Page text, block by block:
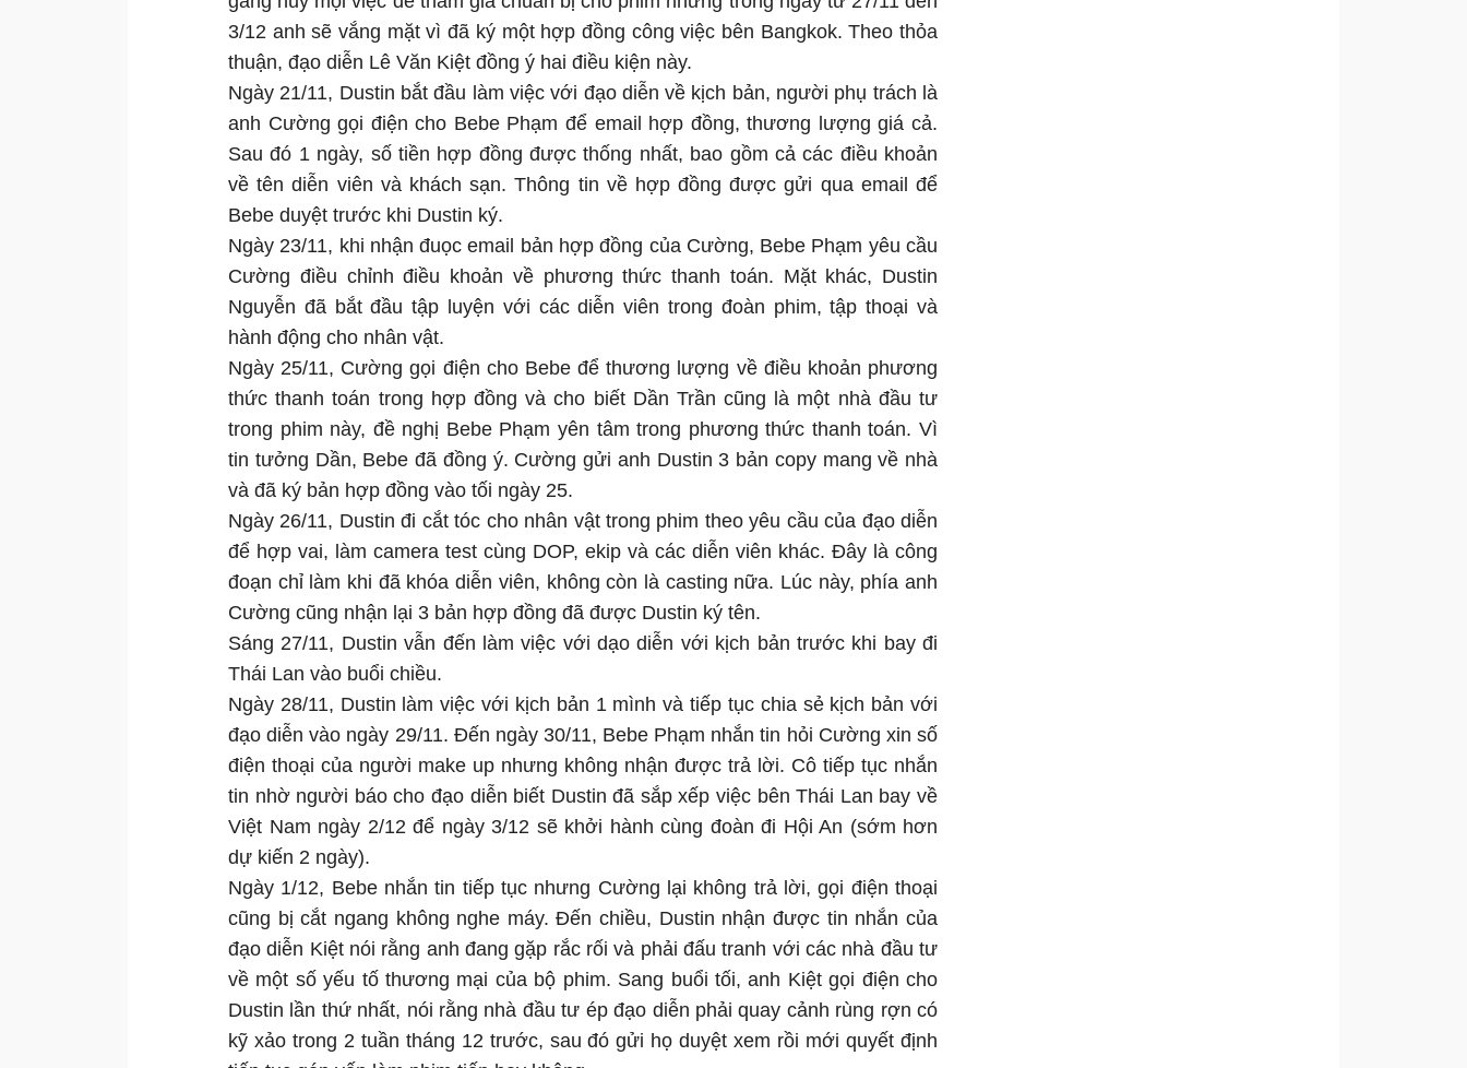
3/12 anh sẽ vắng mặt vì đã ký một hợp đồng công việc bên Bangkok. Theo thỏa
thuận, đạo diễn Lê Văn Kiệt đồng ý hai điều kiện này.
Ngày 21/11, Dustin bắt đầu làm việc với đạo diễn về kịch bản, người phụ trách là
anh Cường gọi điện cho Bebe Phạm để email hợp đồng, thương lượng giá cả.
Sau đó 1 ngày, số tiền hợp đồng được thống nhất, bao gồm cả các điều khoản
về tên diễn viên và khách sạn. Thông tin về hợp đồng được gửi qua email để
Bebe duyệt trước khi Dustin ký.
Ngày 23/11, khi nhận đuọc email bản hợp đồng của Cường, Bebe Phạm yêu cầu
Cường điều chỉnh điều khoản về phương thức thanh toán. Mặt khác, Dustin
Nguyễn đã bắt đầu tập luyện với các diễn viên trong đoàn phim, tập thoại và
hành động cho nhân vật.
Ngày 25/11, Cường gọi điện cho Bebe để thương lượng về điều khoản phương
thức thanh toán trong hợp đồng và cho biết Dần Trần cũng là một nhà đầu tư
trong phim này, đề nghị Bebe Phạm yên tâm trong phương thức thanh toán. Vì
tin tưởng Dần, Bebe đã đồng ý. Cường gửi anh Dustin 3 bản copy mang về nhà
và đã ký bản hợp đồng vào tối ngày 25.
Ngày 26/11, Dustin đi cắt tóc cho nhân vật trong phim theo yêu cầu của đạo diễn
để hợp vai, làm camera test cùng DOP, ekip và các diễn viên khác. Đây là công
đoạn chỉ làm khi đã khóa diễn viên, không còn là casting nữa. Lúc này, phía anh
Cường cũng nhận lại 3 bản hợp đồng đã được Dustin ký tên.
Sáng 27/11, Dustin vẫn đến làm việc với dạo diễn với kịch bản trước khi bay đi
Thái Lan vào buổi chiều.
Ngày 28/11, Dustin làm việc với kịch bản 1 mình và tiếp tục chia sẻ kịch bản với
đạo diễn vào ngày 29/11. Đến ngày 30/11, Bebe Phạm nhắn tin hỏi Cường xin số
điện thoại của người make up nhưng không nhận được trả lời. Cô tiếp tục nhắn
tin nhờ người báo cho đạo diễn biết Dustin đã sắp xếp việc bên Thái Lan bay về
Việt Nam ngày 2/12 để ngày 3/12 sẽ khởi hành cùng đoàn đi Hội An (sớm hơn
dự kiến 2 ngày).
Ngày 1/12, Bebe nhắn tin tiếp tục nhưng Cường lại không trả lời, gọi điện thoại
cũng bị cắt ngang không nghe máy. Đến chiều, Dustin nhận được tin nhắn của
đạo diễn Kiệt nói rằng anh đang gặp rắc rối và phải đấu tranh với các nhà đầu tư
về một số yếu tố thương mại của bộ phim. Sang buổi tối, anh Kiệt gọi điện cho
Dustin lần thứ nhất, nói rằng nhà đầu tư ép đạo diễn phải quay cảnh rùng rợn có
kỹ xảo trong 2 tuần tháng 12 trước, sau đó gửi họ duyệt xem rồi mới quyết định